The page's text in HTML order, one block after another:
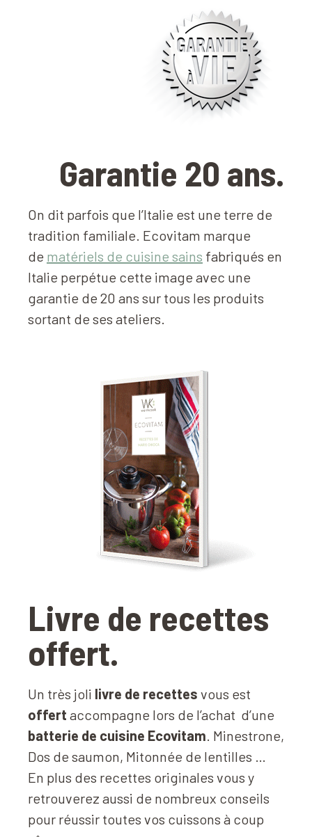
Garantie 20 ans.
On dit parfois que l’Italie est une terre de
tradition familiale. Ecovitam marque
de matériels de cuisine sains fabriqués en
Italie perpétue cette image avec une
garantie de 20 ans sur tous les produits
sortant de ses ateliers.
Livre de recettes
offert.
Un très joli livre de recettes vous est
offert accompagne lors de l’achat d’une
batterie de cuisine Ecovitam . Minestrone,
Dos de saumon, Mitonnée de lentilles …
En plus des recettes originales vous y
retrouverez aussi de nombreux conseils
pour réussir toutes vos cuissons à coup